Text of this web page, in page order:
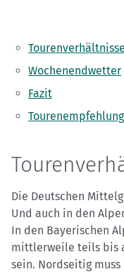
Tourenverhältnisse
Wochenendwetter
Fazit
Die Deutschen
Und auch in den
In den Bayerischen
mittlerweile teils bis
sein. Nordseitig